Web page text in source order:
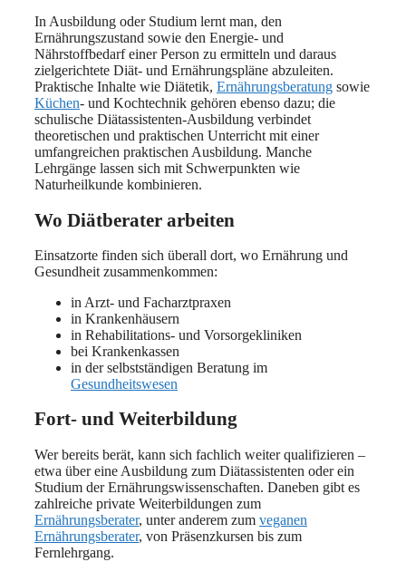
In Ausbildung oder Studium lernt man, den
Ernährungszustand sowie den Energie- und
Nährstoffbedarf einer Person zu ermitteln und daraus
zielgerichtete Diät- und Ernährungspläne abzuleiten.
Praktische Inhalte wie Diätetik, Ernährungsberatung sowie
Küchen- und Kochtechnik gehören ebenso dazu; die
schulische Diätassistenten-Ausbildung verbindet
theoretischen und praktischen Unterricht mit einer
umfangreichen praktischen Ausbildung. Manche
Lehrgänge lassen sich mit Schwerpunkten wie
Naturheilkunde kombinieren.
Wo Diätberater arbeiten
Einsatzorte finden sich überall dort, wo Ernährung und
Gesundheit zusammenkommen:
in Arzt- und Facharztpraxen
in Krankenhäusern
in Rehabilitations- und Vorsorgekliniken
bei Krankenkassen
in der selbstständigen Beratung im
Gesundheitswesen
Fort- und Weiterbildung
Wer bereits berät, kann sich fachlich weiter qualifizieren –
etwa über eine Ausbildung zum Diätassistenten oder ein
Studium der Ernährungswissenschaften. Daneben gibt es
zahlreiche private Weiterbildungen zum
Ernährungsberater, unter anderem zum veganen
Ernährungsberater, von Präsenzkursen bis zum
Fernlehrgang.